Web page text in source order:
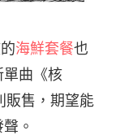
海鮮套餐也
曲《核
售，期望能
。